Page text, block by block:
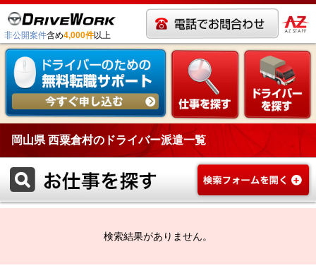
非公開案件含め4,000件以上
岡山県 西粟倉村のドライバー派遣一覧
検索結果がありません。